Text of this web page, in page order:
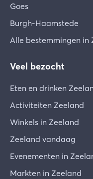
Goes
Burgh-Haamstede
Alle bestemmingen in
Veel bezocht
Eten en drinken
Activiteiten Zeeland
Winkels in Zeeland
Zeeland vandaag
Evenementen in
Markten in Zeeland